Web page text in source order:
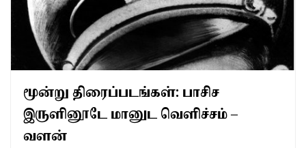
மூன்று திரைப்படங்கள்: பாசிச
இருளினூடே மானுட வெளிச்சம் –
வளன்